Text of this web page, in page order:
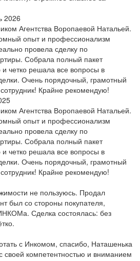
2026
Агентства Воропаевой Натальей.
опыт и профессионализм
провела сделку по
Собрала полный пакет
четко решала все вопросы в
Очень порядочный, грамотный
Крайне рекомендую!
Агентства Воропаевой Натальей.
опыт и профессионализм
провела сделку по
Собрала полный пакет
четко решала все вопросы в
Очень порядочный, грамотный
Крайне рекомендую!
не пользуюсь. Продал
был со стороны покупателя,
Сделка состоялась: без
с Инкомом, спасибо, Наташенька
своей компетентностью и вниманием